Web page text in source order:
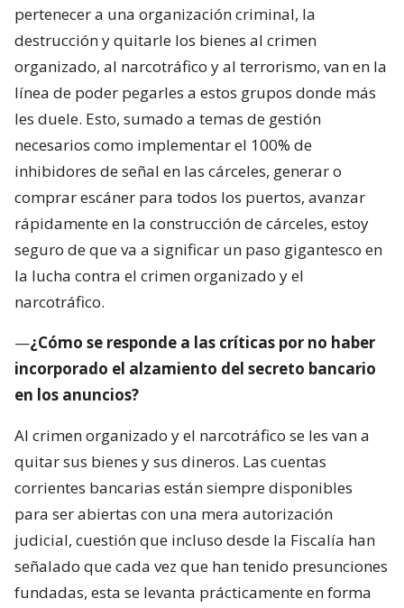
pertenecer a una organización criminal, la
destrucción y quitarle los bienes al crimen
organizado, al narcotráfico y al terrorismo, van en la
línea de poder pegarles a estos grupos donde más
les duele. Esto, sumado a temas de gestión
necesarios como implementar el 100% de
inhibidores de señal en las cárceles, generar o
comprar escáner para todos los puertos, avanzar
rápidamente en la construcción de cárceles, estoy
seguro de que va a significar un paso gigantesco en
la lucha contra el crimen organizado y el
narcotráfico.
—¿Cómo se responde a las críticas por no haber
incorporado el alzamiento del secreto bancario
en los anuncios?
Al crimen organizado y el narcotráfico se les van a
quitar sus bienes y sus dineros. Las cuentas
corrientes bancarias están siempre disponibles
para ser abiertas con una mera autorización
judicial, cuestión que incluso desde la Fiscalía han
señalado que cada vez que han tenido presunciones
fundadas, esta se levanta prácticamente en forma